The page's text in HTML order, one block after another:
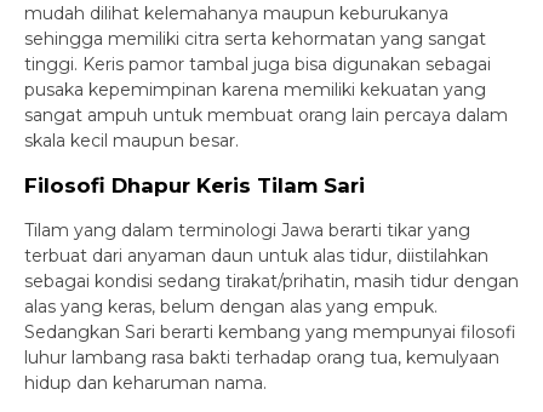
mudah dilihat kelemahanya maupun keburukanya
sehingga memiliki citra serta kehormatan yang sangat
tinggi. Keris pamor tambal juga bisa digunakan sebagai
pusaka kepemimpinan karena memiliki kekuatan yang
sangat ampuh untuk membuat orang lain percaya dalam
skala kecil maupun besar.
Filosofi Dhapur Keris Tilam Sari
Tilam yang dalam terminologi Jawa berarti tikar yang
terbuat dari anyaman daun untuk alas tidur, diistilahkan
sebagai kondisi sedang tirakat/prihatin, masih tidur dengan
alas yang keras, belum dengan alas yang empuk.
Sedangkan Sari berarti kembang yang mempunyai filosofi
luhur lambang rasa bakti terhadap orang tua, kemulyaan
hidup dan keharuman nama.